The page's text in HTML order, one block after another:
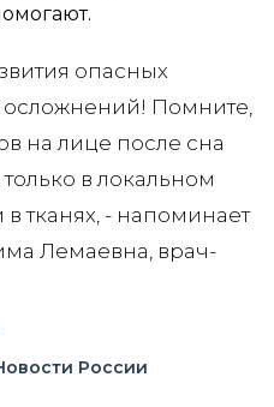
опасных
осложнений! Помните,
на лице после сна
в локальном
тканях, - напоминает
Лемаевна, врач-
России